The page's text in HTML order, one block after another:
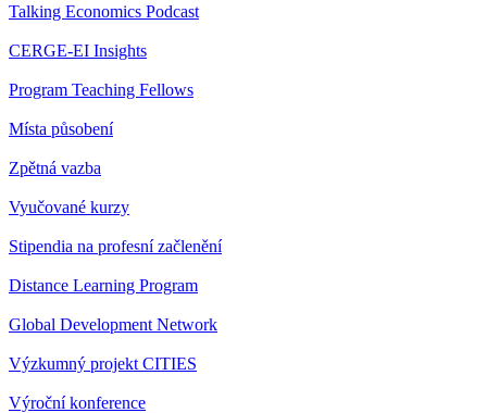
Talking Economics Podcast
CERGE-EI Insights
Program Teaching Fellows
Místa působení
Zpětná vazba
Vyučované kurzy
Stipendia na profesní začlenění
Distance Learning Program
Global Development Network
Výzkumný projekt CITIES
Výroční konference